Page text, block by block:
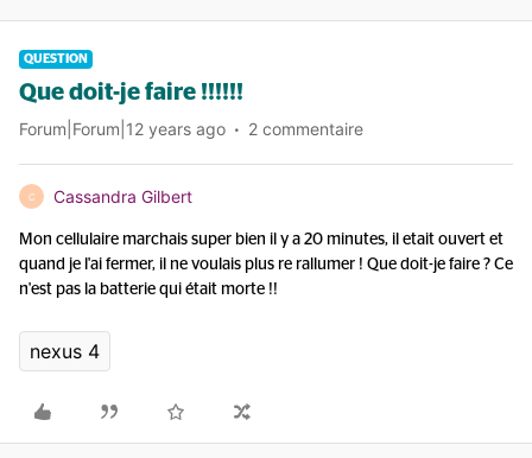
QUESTION
Que doit-je faire !!!!!!
Forum|Forum|12 years ago 2 commentaire
C Cassandra Gilbert
Mon cellulaire marchais super bien il y a 20 minutes, il etait ouvert et
quand je l'ai fermer, il ne voulais plus re rallumer ! Que doit-je faire ? Ce
n'est pas la batterie qui était morte !!
nexus 4